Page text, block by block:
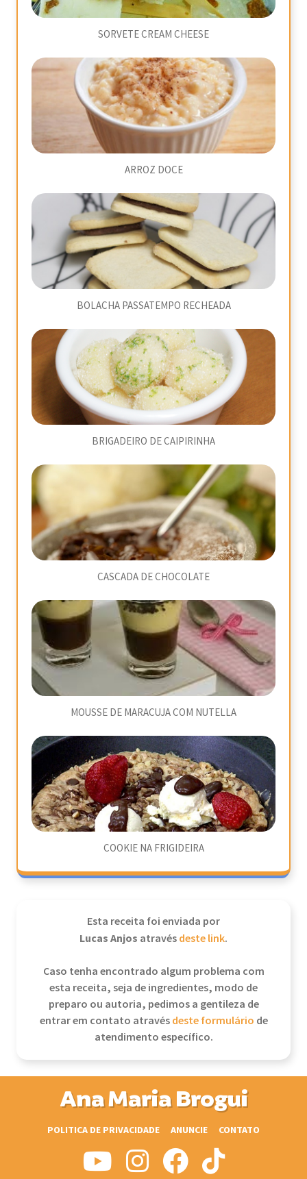
SORVETE CREAM CHEESE
ARROZ DOCE
BOLACHA PASSATEMPO RECHEADA
BRIGADEIRO DE CAIPIRINHA
CASCADA DE CHOCOLATE
MOUSSE DE MARACUJA COM NUTELLA
COOKIE NA FRIGIDEIRA
Esta receita foi enviada por
Lucas Anjos atravésdeste link.
Caso tenha encontrado algum problema com
esta receita, seja de ingredientes, modo de
preparo ou autoria, pedimos a gentileza de
entrar em contato atravésdeste formulário de
atendimento específico.
Ana Maria Brogui
POLITICA DE PRIVACIDADE ANUNCIE CONTATO